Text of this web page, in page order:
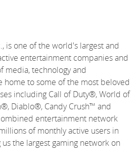
is one of the world's largest and
entertainment companies and
media,technologyand
home to some of the most beloved
including Call of Duty®, World of
Diablo®, Candy Crush™ and
entertainment network
of monthly active users in
the largest gaming network on